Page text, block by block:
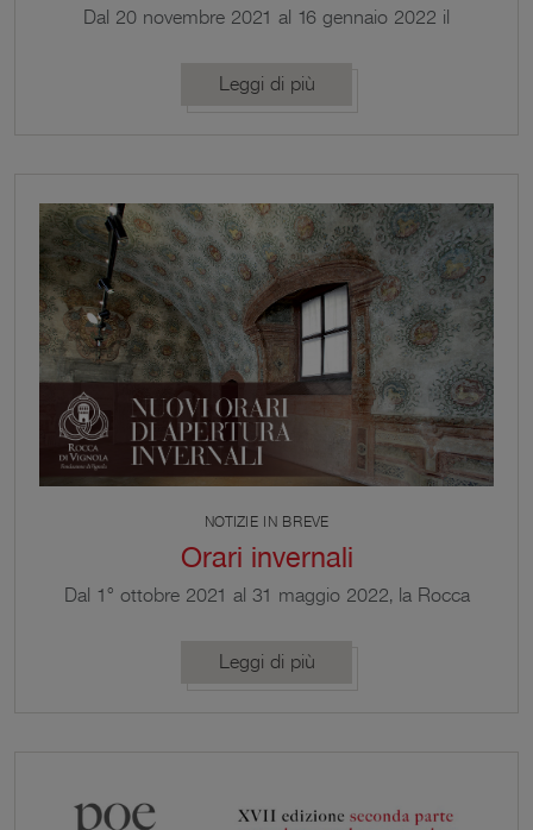
Dal 20 novembre 2021 al 16 gennaio 2022 il
Mostra Ultraromanticismo. Il post umano, tra
inquietudini e abbandono.
Leggi di più
NOTIZIE IN BREVE
Orari invernali
Dal 1° ottobre 2021 al 31 maggio 2022, la Rocca
– 13:00 / 15:30 – 18:00. Ingresso gratuito con
Leggi di più